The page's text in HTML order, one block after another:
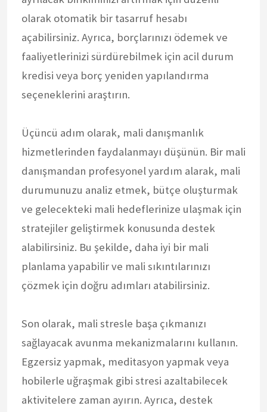
olarak otomatik bir tasarruf hesabı
açabilirsiniz. Ayrıca, borçlarınızı ödemek ve
faaliyetlerinizi sürdürebilmek için acil durum
kredisi veya borç yeniden yapılandırma
seçeneklerini araştırın.
Üçüncü adım olarak, mali danışmanlık
hizmetlerinden faydalanmayı düşünün. Bir mali
danışmandan profesyonel yardım alarak, mali
durumunuzu analiz etmek, bütçe oluşturmak
ve gelecekteki mali hedeflerinize ulaşmak için
stratejiler geliştirmek konusunda destek
alabilirsiniz. Bu şekilde, daha iyi bir mali
planlama yapabilir ve mali sıkıntılarınızı
çözmek için doğru adımları atabilirsiniz.
Son olarak, mali stresle başa çıkmanızı
sağlayacak avunma mekanizmalarını kullanın.
Egzersiz yapmak, meditasyon yapmak veya
hobilerle uğraşmak gibi stresi azaltabilecek
aktivitelere zaman ayırın. Ayrıca, destek